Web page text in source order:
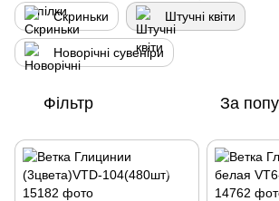
Скриньки Штучні квіти
Новорічні сувеніри
Фільтр За